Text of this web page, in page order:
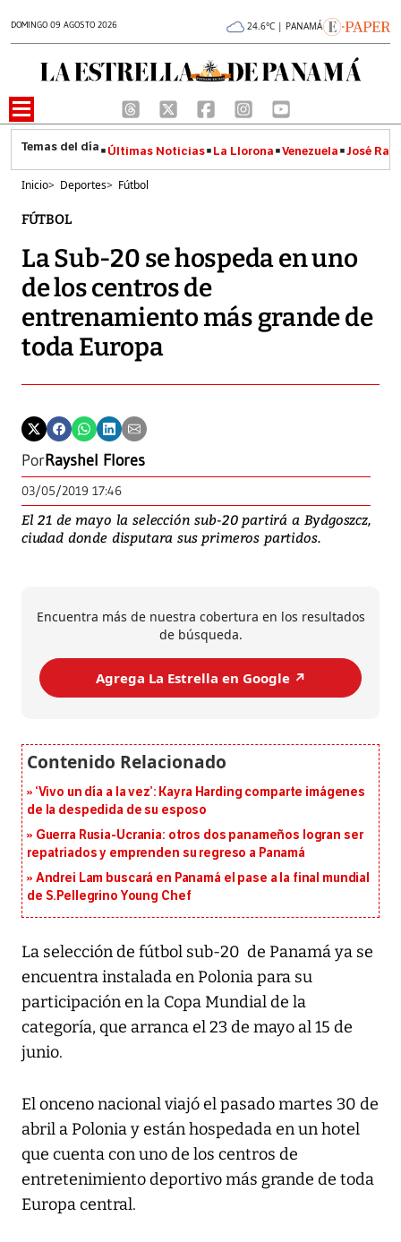
DOMINGO 09 AGOSTO 2026 24.6°C | PANAMÁ
Últimas Noticias La Llorona Venezuela José
Inicio> Deportes> Fútbol
FÚTBOL
La Sub-20 se hospeda en uno
de los centros de
entrenamiento más grande de
toda Europa
PorRayshel Flores
03/05/2019 17:46
El 21 de mayo la selección sub-20 partirá a Bydgoszcz,
ciudad donde disputara sus primeros partidos.
Encuentra más de nuestra cobertura en los resultados
de búsqueda.
Agrega La Estrella en Google ↗️
‘Vivo un día a la vez’: Kayra Harding comparte imágenes
de la despedida de su esposo
Guerra Rusia-Ucrania: otros dos panameños logran ser
repatriados y emprenden su regreso a Panamá
Andrei Lam buscará en Panamá el pase a la final mundial
de S.Pellegrino Young Chef
La selección de fútbol sub-20 de Panamá ya se
encuentra instalada en Polonia para su
participación en la Copa Mundial de la
categoría, que arranca el 23 de mayo al 15 de
junio.
El onceno nacional viajó el pasado martes 30 de
abril a Polonia y están hospedada en un hotel
que cuenta con uno de los centros de
entretenimiento deportivo más grande de toda
Europa central.